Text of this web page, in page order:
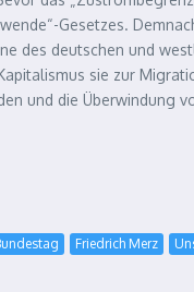
Gesetzes.
des deutschen und
sie zur
und die Überwindung
Friedrich Merz